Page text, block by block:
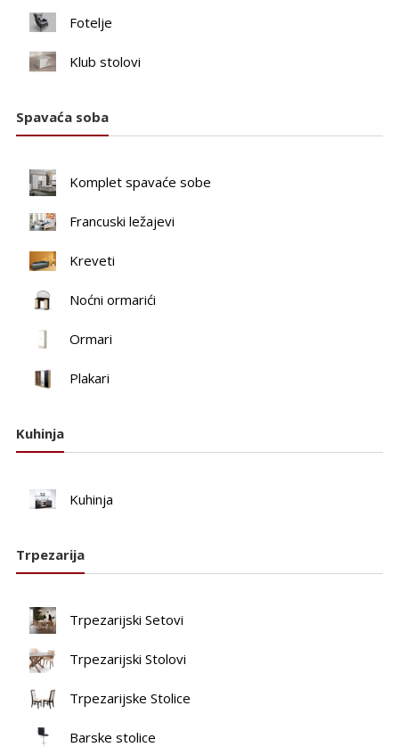
Fotelje
Klub stolovi
Spavaća soba
Komplet spavaće sobe
Francuski ležajevi
Kreveti
Noćni ormarići
Ormari
Plakari
Kuhinja
Kuhinja
Trpezarija
Trpezarijski Setovi
Trpezarijski Stolovi
Trpezarijske Stolice
Barske stolice